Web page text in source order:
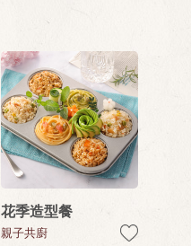
花季造型餐
親子共廚